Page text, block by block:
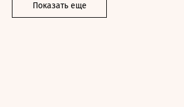
Показать еще